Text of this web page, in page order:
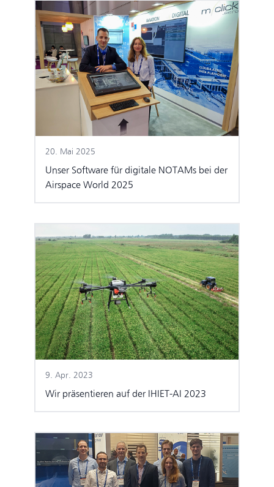
20. Mai 2025
Unser Software für digitale NOTAMs bei der
Airspace World 2025
9. Apr. 2023
Wir präsentieren auf der IHIET-AI 2023